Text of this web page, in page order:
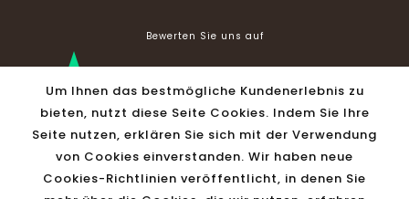
Bewerten Sie uns auf
Shop Informationen
Um Ihnen das bestmögliche Kundenerlebnis zu
bieten, nutzt diese Seite Cookies. Indem Sie Ihre
Seite nutzen, erklären Sie sich mit der Verwendung
von Cookies einverstanden. Wir haben neue
Cookies-Richtlinien veröffentlicht, in denen Sie